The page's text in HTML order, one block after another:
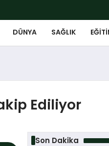
DÜNYA SAĞLIK
Ediliyor
Son Dakika